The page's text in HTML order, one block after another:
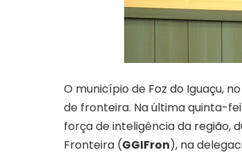
O município de Foz do Iguaçu,
de fronteira. Na última quinta-
força de inteligência da região,
Fronteira (GGIFron), na